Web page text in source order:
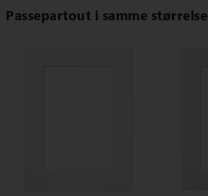
Passepartout i samme størrelse